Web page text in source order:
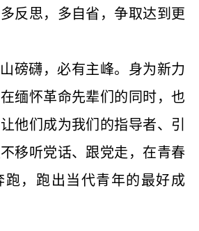
反思，多自省，争取达到更
磅礴，必有主峰。身为新力
缅怀革命先辈们的同时，也
他们成为我们的指导者、引
移听党话、跟党走，在青春
跑，跑出当代青年的最好成